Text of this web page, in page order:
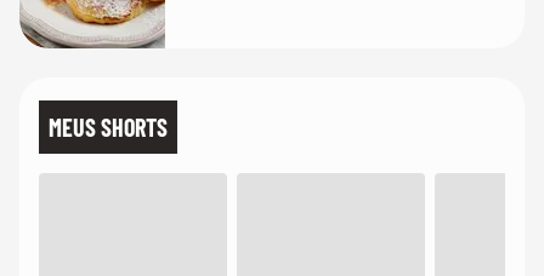
MEUS SHORTS